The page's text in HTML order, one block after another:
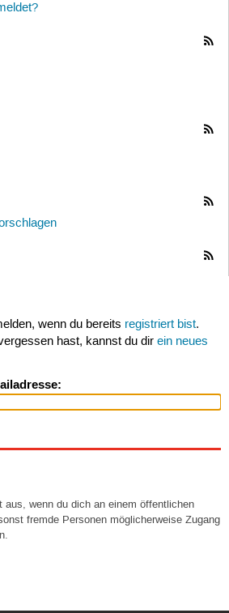
wenn du bereits registriert bist.
hast, kannst du dir ein neues
aus, wenn du dich an einem öffentlichen
fremde Personen möglicherweise Zugang